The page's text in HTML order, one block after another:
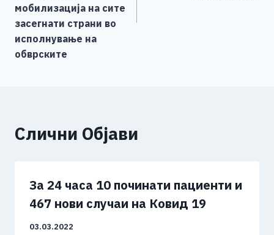
мобилизација на сите
засегнати страни во
исполнување на
обврските
Слични Објави
За 24 часа 10 починати пациенти и
467 нови случаи на Ковид 19
03.03.2022